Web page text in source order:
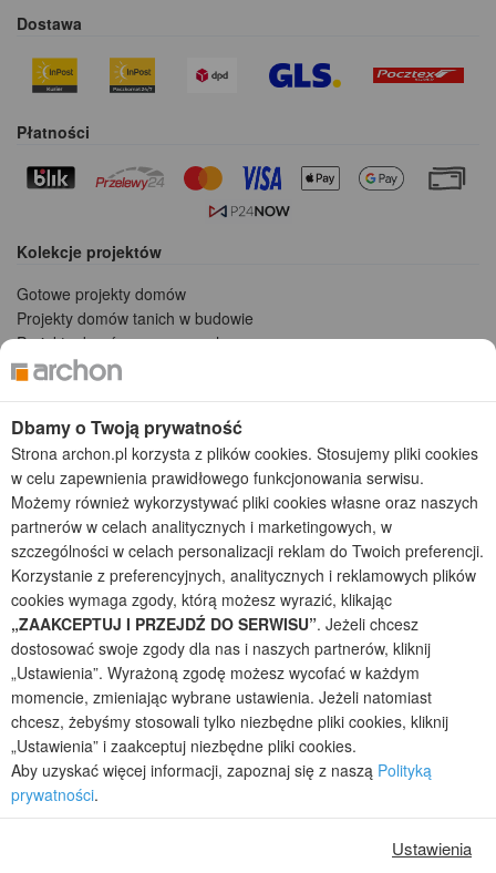
Dostawa
Płatności
Kolekcje projektów
Gotowe projekty domów
Projekty domów tanich w budowie
Projekty domów szeregowych
Projekty małych domów (do 150 m2)
Projekty domów nowoczesnych
Projekty domów parterowych
2026 © ARCHON+ Biuro Projektów - Tradycyjne i nowoczesne gotowe
projekty domów - autorska pracownia architektoniczna założona w 1990r.
przez arch. Barbarę Mendel
Z uwagi na ciągłe doskonalenie procesu powstawania projektów (zgodnie z
normą ISO 9001), prezentowane na stronie projekty domów mogą
nieznacznie różnić się od dokumentacji technicznej.
Informujemy, iż w celu optymalizacji treści dostępnych w naszym sklepie,
dostosowania ich do Państwa indywidualnych potrzeb korzystamy z
informacji zapisanych za pomocą plików cookies na urządzeniach
końcowych użytkowników. Pliki cookies użytkownik może kontrolować za
pomocą ustawień swojej przeglądarki internetowej. Dalsze korzystanie z
naszego serwisu internetowego, bez zmiany ustawień przeglądarki
internetowej oznacza, iż użytkownik akceptuje stosowanie plików cookies.
Więcej informacji zawartych jest w polityce prywatności.
Dbamy o Twoją prywatność
Strona archon.pl korzysta z plików cookies. Stosujemy pliki cookies
w celu zapewnienia prawidłowego funkcjonowania serwisu.
Możemy również wykorzystywać pliki cookies własne oraz naszych
partnerów w celach analitycznych i marketingowych, w
szczególności w celach personalizacji reklam do Twoich preferencji.
Korzystanie z preferencyjnych, analitycznych i reklamowych plików
cookies wymaga zgody, którą możesz wyrazić, klikając
„ZAAKCEPTUJ I PRZEJDŹ DO SERWISU”. Jeżeli chcesz
dostosować swoje zgody dla nas i naszych partnerów, kliknij
„Ustawienia”. Wyrażoną zgodę możesz wycofać w każdym
momencie, zmieniając wybrane ustawienia. Jeżeli natomiast
chcesz, żebyśmy stosowali tylko niezbędne pliki cookies, kliknij
„Ustawienia” i zaakceptuj niezbędne pliki cookies.
Aby uzyskać więcej informacji, zapoznaj się z naszą Polityką
prywatności.
Ustawienia